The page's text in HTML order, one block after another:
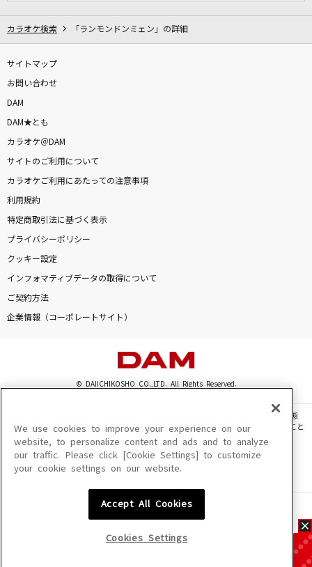
カラオケ検索 「ランモンドンミェン」の詳細
サイトマップ
お問い合わせ
DAM
DAM★とも
カラオケ＠DAM
サイトのご利用について
カラオケご利用にあたっての注意事項
利用規約
特定商取引法に基づく表示
プライバシーポリシー
クッキー設定
インフォマティブデータの取得について
ご契約方法
企業情報（コーポレートサイト）
© DAIICHIKOSHO CO.,LTD. All Rights Reserved.
このサイトに掲載されている一切の文章・画像・写真・動画・音声等を、手段や形態
を問わず、著作権法の定める範囲を超えて無断で複製、転載、ファイル化などすること
を禁じます。
楽曲及びコンテンツは、機種によりご利用いただけない場合があります。
楽曲及びコンテンツの配信日、配信内容が変更になる場合があります。
We use cookies to improve your experience on our
website, to personalize content and ads and to analyze
our traffic. Please click [Cookie Settings] to customize
your cookie settings on our website.
Accept All Cookies
Cookies Settings